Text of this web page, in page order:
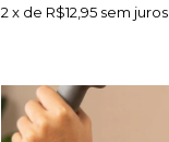
2 x de R$12,95 sem juros